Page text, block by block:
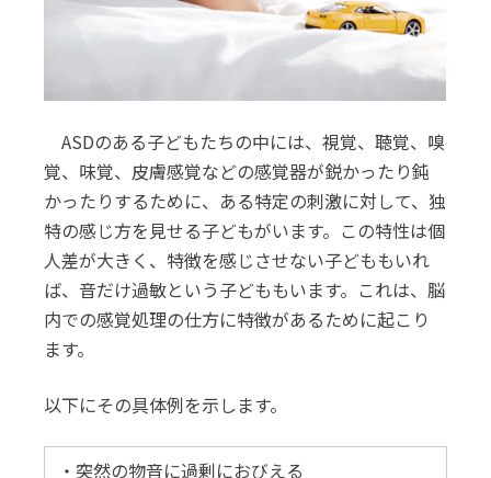
ASDのある子どもたちの中には、視覚、聴覚、嗅
覚、味覚、皮膚感覚などの感覚器が鋭かったり鈍
かったりするために、ある特定の刺激に対して、独
特の感じ方を見せる子どもがいます。この特性は個
人差が大きく、特徴を感じさせない子どももいれ
ば、音だけ過敏という子どももいます。これは、脳
内での感覚処理の仕方に特徴があるために起こり
ます。
以下にその具体例を示します。
・突然の物音に過剰におびえる